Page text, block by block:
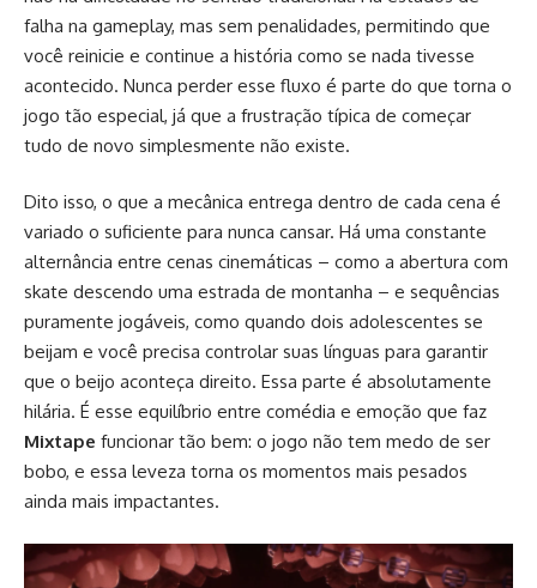
falha na gameplay, mas sem penalidades, permitindo que
você reinicie e continue a história como se nada tivesse
acontecido. Nunca perder esse fluxo é parte do que torna o
jogo tão especial, já que a frustração típica de começar
tudo de novo simplesmente não existe.
Dito isso, o que a mecânica entrega dentro de cada cena é
variado o suficiente para nunca cansar. Há uma constante
alternância entre cenas cinemáticas – como a abertura com
skate descendo uma estrada de montanha – e sequências
puramente jogáveis, como quando dois adolescentes se
beijam e você precisa controlar suas línguas para garantir
que o beijo aconteça direito. Essa parte é absolutamente
hilária. É esse equilíbrio entre comédia e emoção que faz
Mixtape funcionar tão bem: o jogo não tem medo de ser
bobo, e essa leveza torna os momentos mais pesados
ainda mais impactantes.